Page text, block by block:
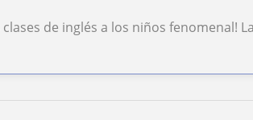
de inglés a los niños fenomenal!